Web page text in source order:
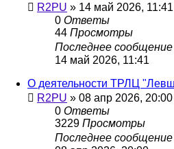
R2PU » 14 май 2026, 11:41
0 Ответы
44 Просмотры
Последнее сообщение
14 май 2026, 11:41
О деятельности ТРЛЦ
R2PU » 08 апр 2026, 20:00
0 Ответы
3229 Просмотры
Последнее сообщение